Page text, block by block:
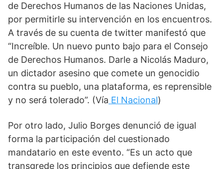
de Derechos Humanos de las Naciones Unidas,
por permitirle su intervención en los encuentros.
A través de su cuenta de twitter manifestó que
“Increíble. Un nuevo punto bajo para el Consejo
de Derechos Humanos. Darle a Nicolás Maduro,
un dictador asesino que comete un genocidio
contra su pueblo, una plataforma, es reprensible
y no será tolerado”. (Vía El Nacional)
Por otro lado, Julio Borges denunció de igual
forma la participación del cuestionado
mandatario en este evento. “Es un acto que
transgrede los principios que defiende este